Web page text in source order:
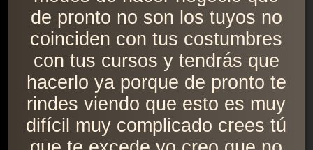
de pronto no son los tuyos no
coinciden con tus costumbres
con tus cursos y tendrás que
hacerlo ya porque de pronto te
rindes viendo que esto es muy
difícil muy complicado crees tú